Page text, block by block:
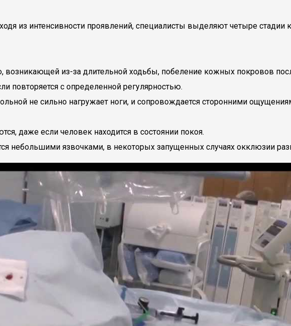
из интенсивности проявлений, специалисты выделяют четыре стадии
из-за длительной ходьбы, побеление кожных покровов
повторяется с определенной регулярностью.
не сильно нагружает ноги, и сопровождается сторонними
даже если человек находится в состоянии покоя.
небольшими язвочками, в некоторых запущенных случаях окклюзии